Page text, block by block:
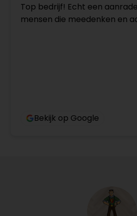
Top bedrijf! Echt een
mensen die meedenken en
Bekijk op Google